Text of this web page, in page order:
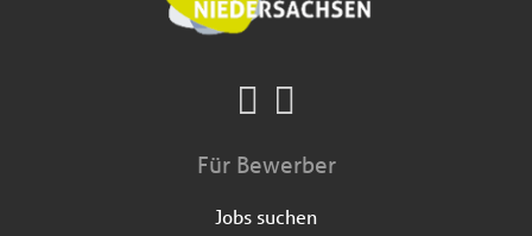
Für Bewerber
Jobs suchen